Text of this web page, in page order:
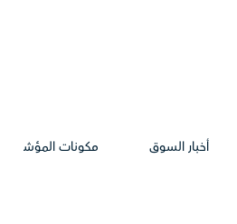
أخبار السوق مكونات المؤشر